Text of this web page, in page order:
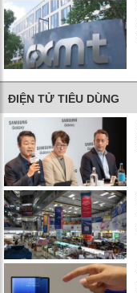
ĐIỆN TỬ TIÊU DÙNG